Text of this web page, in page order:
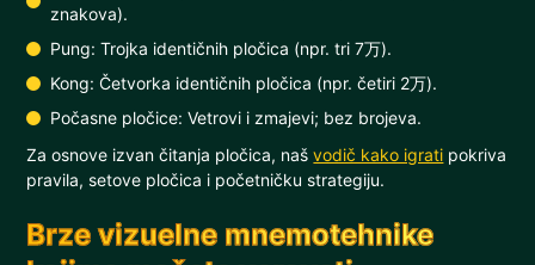
znakova).
Pung: Trojka identičnih pločica (npr. tri 7万).
Kong: Četvorka identičnih pločica (npr. četiri 2万).
Počasne pločice: Vetrovi i zmajevi; bez brojeva.
Za osnove izvan čitanja pločica, našvodič kako igrati pokriva
pravila, setove pločica i početničku strategiju.
Brze vizuelne mnemotehnike